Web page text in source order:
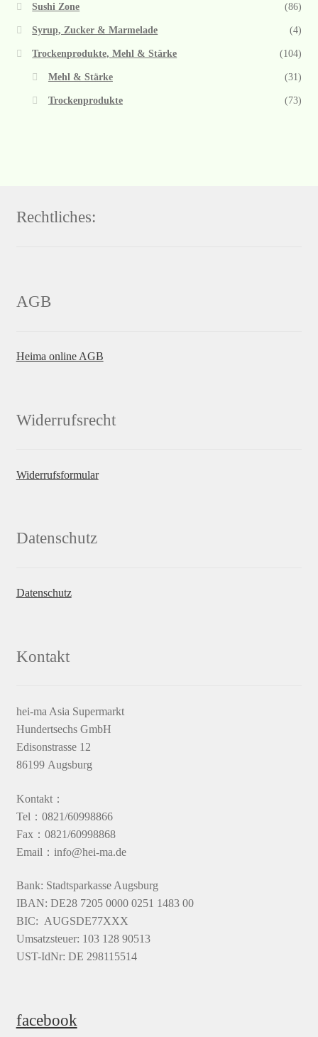
Sushi Zone (86)
Syrup, Zucker & Marmelade (4)
Trockenprodukte, Mehl & Stärke (104)
Mehl & Stärke (31)
Trockenprodukte (73)
Rechtliches:
AGB
Heima online AGB
Widerrufsrecht
Widerrufsformular
Datenschutz
Datenschutz
Kontakt
hei-ma Asia Supermarkt
Hundertsechs GmbH
Edisonstrasse 12
86199 Augsburg
Kontakt：
Tel：0821/60998866
Fax：0821/60998868
Email：info@hei-ma.de
Bank: Stadtsparkasse Augsburg
IBAN: DE28 7205 0000 0251 1483 00
BIC: AUGSDE77XXX
Umsatzsteuer: 103 128 90513
UST-IdNr: DE 298115514
facebook